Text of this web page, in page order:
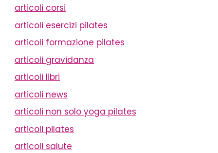
articoli corsi
articoli esercizi pilates
articoli formazione pilates
articoli gravidanza
articoli libri
articoli news
articoli non solo yoga pilates
articoli pilates
articoli salute